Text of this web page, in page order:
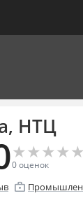
НТЦ
★
★★
★★
★★
★★
★
0оценок
enterprise